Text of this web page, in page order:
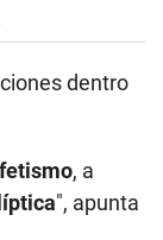
dentro
, a
", apunta